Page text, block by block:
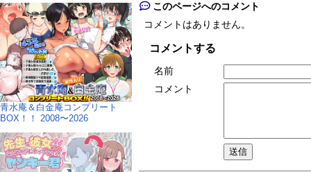
このページへのコメント
コメントはありません。
コメントする
名前
コメント
青水庵＆白金庵コンプリート
BOX！！ 2008〜2026